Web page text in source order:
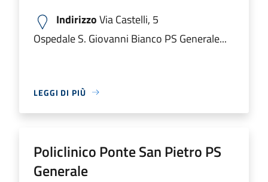
IndirizzoVia Castelli, 5
Ospedale S. Giovanni Bianco PS Generale...
LEGGI DI PIÙ
Policlinico Ponte San Pietro PS
Generale